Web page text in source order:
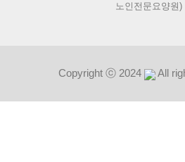
노인전문요양원)
Copyright ⓒ 2024 All